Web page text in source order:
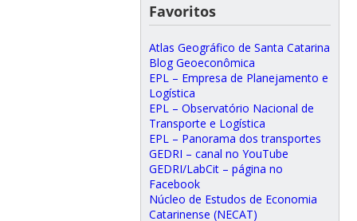
Favoritos
Atlas Geográfico de Santa Catarina
Blog Geoeconômica
EPL – Empresa de Planejamento e
Logística
EPL – Observatório Nacional de
Transporte e Logística
EPL – Panorama dos transportes
GEDRI – canal no YouTube
GEDRI/LabCit – página no
Facebook
Núcleo de Estudos de Economia
Catarinense (NECAT)